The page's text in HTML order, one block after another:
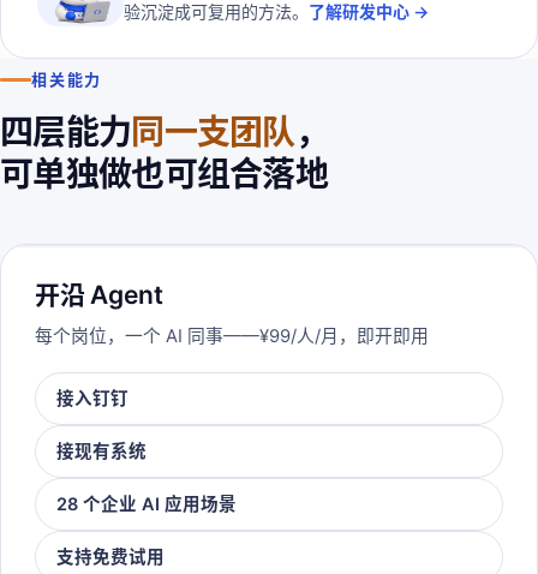
验沉淀成可复用的方法。 了解研发中心 →
相关能力
四层能力同一支团队，
可单独做也可组合落地
开沿 Agent
每个岗位，一个 AI 同事——¥99/人/月，即开即用
接入钉钉
接现有系统
28 个企业 AI 应用场景
支持免费试用